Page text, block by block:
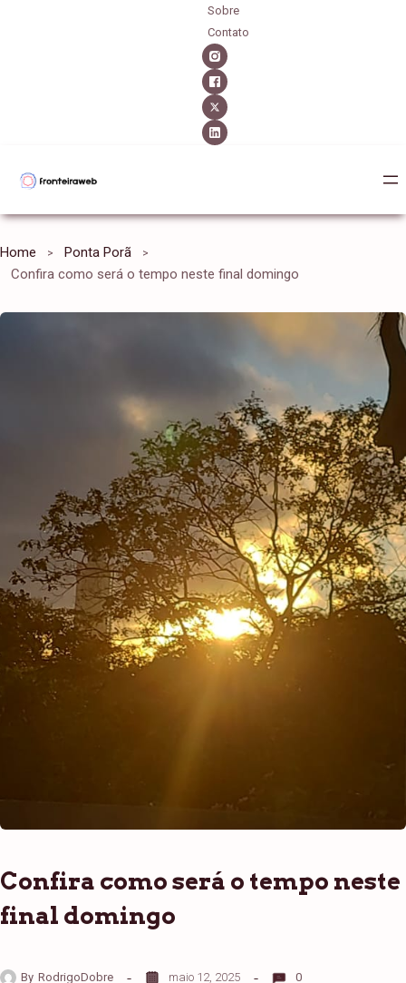
Sobre
Contato
Home
Ponta Porã
Confira como será o tempo neste final domingo
Confira como será o tempo neste
final domingo
By RodrigoDobre maio 12, 2025 0